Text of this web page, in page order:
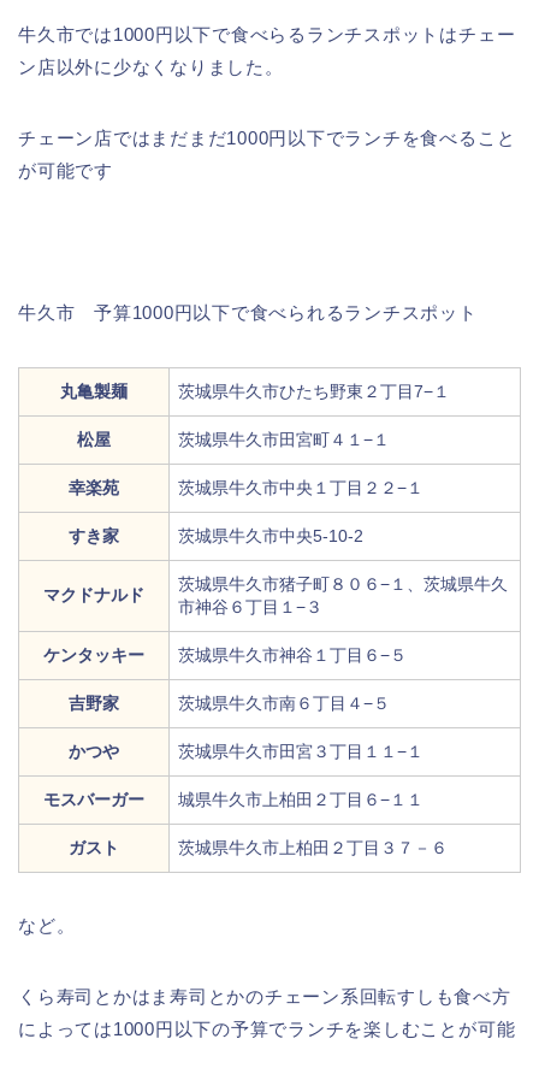
牛久市では1000円以下で食べらるランチスポットはチェー
ン店以外に少なくなりました。
チェーン店ではまだまだ1000円以下でランチを食べること
が可能です
牛久市 予算1000円以下で食べられるランチスポット
丸亀製麺 茨城県牛久市ひたち野東２丁目7−１
松屋 茨城県牛久市田宮町４１−１
幸楽苑 茨城県牛久市中央１丁目２２−１
すき家 茨城県牛久市中央5-10-2
マクドナルド
茨城県牛久市猪子町８０６−１、茨城県牛久
市神谷６丁目１−３
ケンタッキー 茨城県牛久市神谷１丁目６−５
吉野家 茨城県牛久市南６丁目４−５
かつや 茨城県牛久市田宮３丁目１１−１
モスバーガー 城県牛久市上柏田２丁目６−１１
ガスト 茨城県牛久市上柏田２丁目３７－６
など。
くら寿司とかはま寿司とかのチェーン系回転すしも食べ方
によっては1000円以下の予算でランチを楽しむことが可能